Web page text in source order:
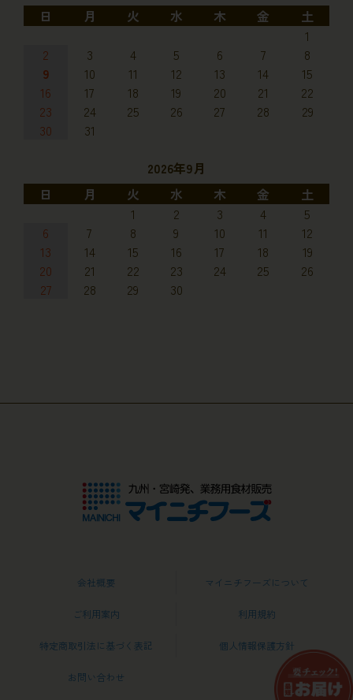
日
月 火 水 木 金
土
1
2
3 4 5 6 7
8
9
10 11 12 13 14
15
16
17 18 19 20 21
22
23
24 25 26 27 28
29
30
31
2026年9月
日
月 火 水 木 金
土
1
2 3 4
5
6
7 8 9 10 11
12
13
14 15 16 17 18
19
20
21 22 23 24 25
26
27
28 29 30
会社概要 マイニチフーズについて
ご利用案内 利用規約
特定商取引法に基づく表記 個人情報保護方針
お問い合わせ